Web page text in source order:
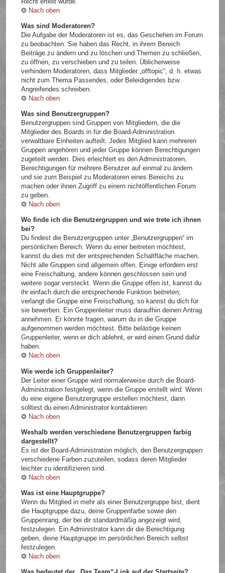
Nach oben
Was sind Moderatoren?
Die Aufgabe der Moderatoren ist es, das Geschehen im Forum
zu beobachten. Sie haben das Recht, in ihrem Bereich
Beiträge zu ändern und zu löschen und Themen zu schließen,
zu öffnen, zu verschieben und zu teilen. Üblicherweise
verhindern Moderatoren, dass Mitglieder „offtopic“, d. h. etwas
nicht zum Thema Passendes, oder Beleidigendes bzw.
Angreifendes schreiben.
Nach oben
Was sind Benutzergruppen?
Benutzergruppen sind Gruppen von Mitgliedern, die die
Mitglieder des Boards in für die Board-Administration
verwaltbare Einheiten aufteilt. Jedes Mitglied kann mehreren
Gruppen angehören und jeder Gruppe können Berechtigungen
zugeteilt werden. Dies erleichtert es den Administratoren,
Berechtigungen für mehrere Benutzer auf einmal zu ändern
und sie zum Beispiel zu Moderatoren eines Bereichs zu
machen oder ihnen Zugriff zu einem nichtöffentlichen Forum
zu geben.
Nach oben
Wo finde ich die Benutzergruppen und wie trete ich ihnen
bei?
Du findest die Benutzergruppen unter „Benutzergruppen“ im
persönlichen Bereich. Wenn du einer beitreten möchtest,
kannst du dies mit der entsprechenden Schaltfläche machen.
Nicht alle Gruppen sind allgemein offen. Einige erfordern erst
eine Freischaltung, andere können geschlossen sein und
weitere sogar versteckt. Wenn die Gruppe offen ist, kannst du
ihr einfach durch die entsprechende Funktion beitreten;
verlangt die Gruppe eine Freischaltung, so kannst du dich für
sie bewerben. Ein Gruppenleiter muss daraufhin deinen Antrag
annehmen. Er könnte fragen, warum du in die Gruppe
aufgenommen werden möchtest. Bitte belästige keinen
Gruppenleiter, wenn er dich ablehnt, er wird einen Grund dafür
haben.
Nach oben
Wie werde ich Gruppenleiter?
Der Leiter einer Gruppe wird normalerweise durch die Board-
Administration festgelegt, wenn die Gruppe erstellt wird. Wenn
du eine eigene Benutzergruppe erstellen möchtest, dann
solltest du einen Administrator kontaktieren.
Nach oben
Weshalb werden verschiedene Benutzergruppen farbig
dargestellt?
Es ist der Board-Administration möglich, den Benutzergruppen
verschiedene Farben zuzuteilen, sodass deren Mitglieder
leichter zu identifizieren sind.
Nach oben
Was ist eine Hauptgruppe?
Wenn du Mitglied in mehr als einer Benutzergruppe bist, dient
die Hauptgruppe dazu, deine Gruppenfarbe sowie den
Gruppenrang, der bei dir standardmäßig angezeigt wird,
festzulegen. Ein Administrator kann dir die Berechtigung
geben, deine Hauptgruppe im persönlichen Bereich selbst
festzulegen.
Nach oben